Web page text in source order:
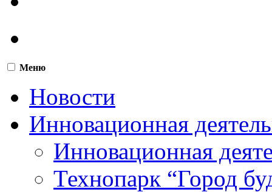
Меню
Новости
Инновационная
Инновационная
Технопарк “Город